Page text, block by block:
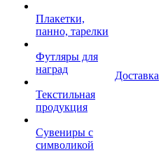
Плакетки,
панно, тарелки
Футляры для
наград
Текстильная
продукция
Сувениры с
символикой
Доставка